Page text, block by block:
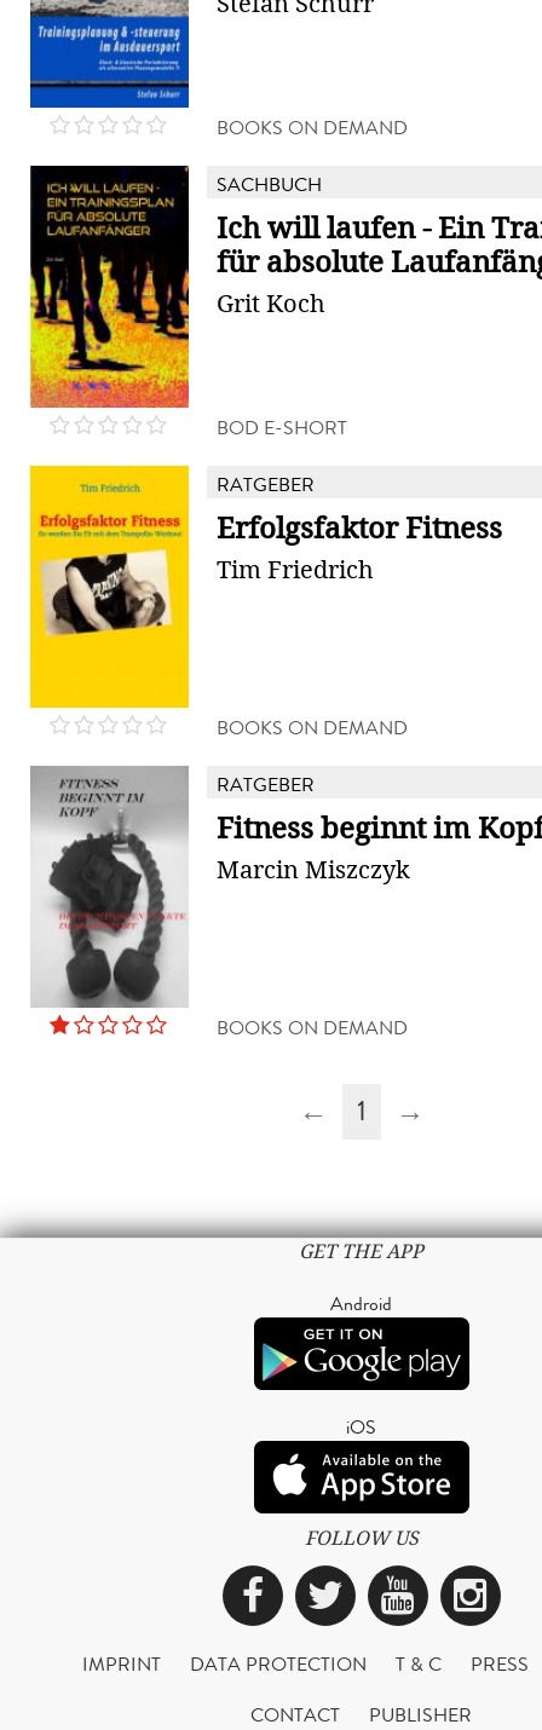
BOOKS ON DEMAND
SACHBUCH
Ich will laufen - Ein
für absolute
Grit Koch
BOD E-SHORT
RATGEBER
Erfolgsfaktor Fitness
Tim Friedrich
BOOKS ON DEMAND
RATGEBER
Fitness beginnt im
Marcin Miszczyk
BOOKS ON DEMAND
← 1 →
GET THE APP
Android
iOS
FOLLOW US
Facebook
Twitter
IMPRINT DATA PROTECTION T & C
PRESS
CONTACT
PUBLISHER